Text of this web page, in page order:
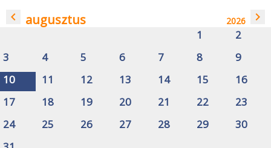
navigate_before augusztus 2026 navigate_next
1
2
3
4 5 6 7 8
9
10
11 12 13 14 15
16
17
18 19 20 21 22
23
24
25 26 27 28 29
30